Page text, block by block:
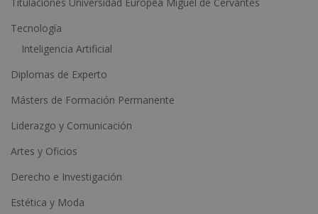
Tecnología
Inteligencia Artificial
Diplomas de Experto
Másters de Formación Permanente
Liderazgo y Comunicación
Artes y Oficios
Derecho e Investigación
Estética y Moda